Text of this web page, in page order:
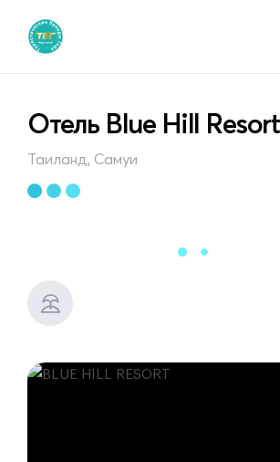
Отель Blue Hill Resort
Таиланд, Самуи